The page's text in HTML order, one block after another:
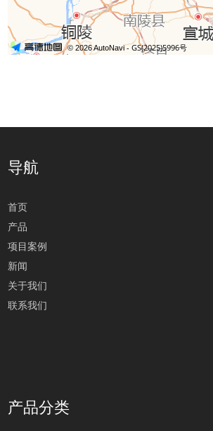
导航
首页
产品
项目案例
新闻
关于我们
联系我们
产品分类